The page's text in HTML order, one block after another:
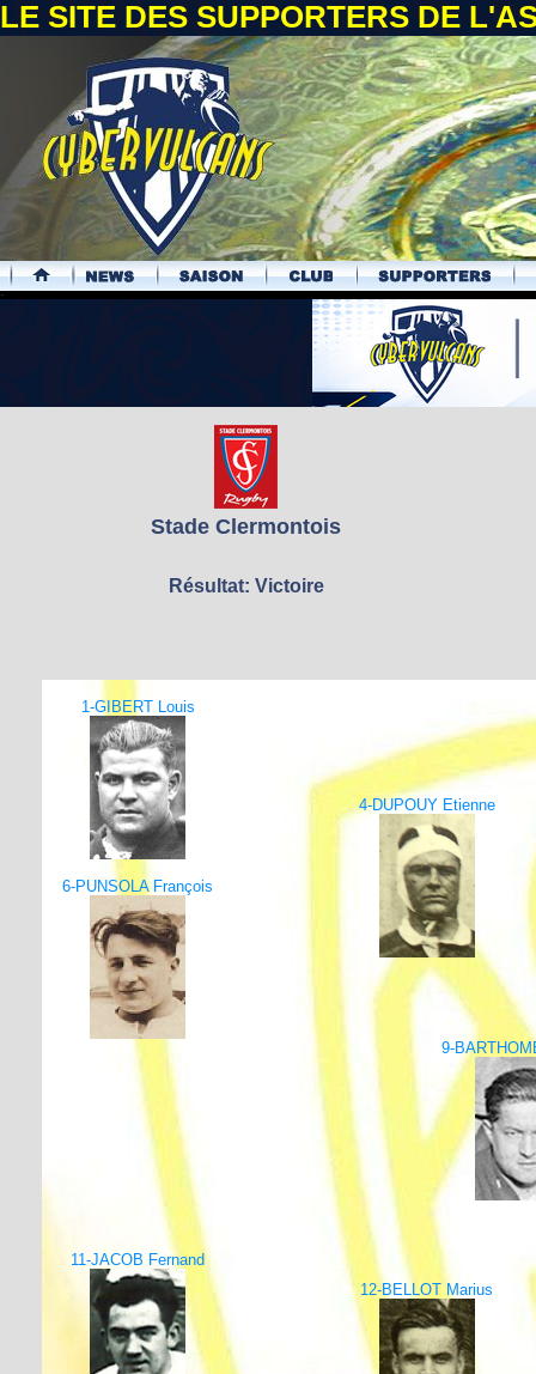
LE SITE DES SUPPORTERS DE
.
Stade Clermontois
Résultat: Victoire
1-GIBERT Louis
4-DUPOUY Etienne
6-PUNSOLA François
9-
11-JACOB Fernand
12-BELLOT Marius